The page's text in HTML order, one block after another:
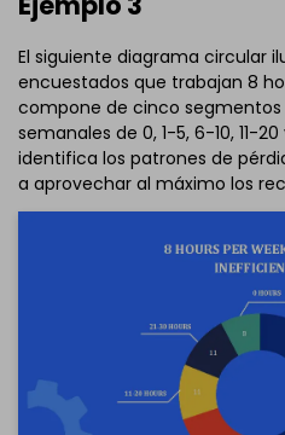
Haz clic para
debe
Si aún no lo tienes,
gratuitamente desde el
También puedes probar
el enlace que se
El siguiente diagrama circular
encuestados que trabajan 8
compone de cinco segmentos
semanales de 0, 1-5, 6-10, 11-
identifica los patrones de
a aprovechar al máximo los